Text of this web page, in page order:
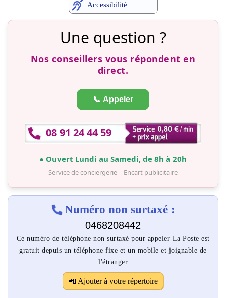
Accessibilité
Une question ?
Nos conseillers vous répondent en
direct.
📞 Appeler
08 91 24 44 59
● Ouvert Lundi au Samedi, de 8h à 20h
Service de conciergerie – Encart publicitaire
Numéro non surtaxé :
0468208442
Ce numéro de téléphone non surtaxé pour appeler La Poste est
gratuit depuis un téléphone fixe et un mobile et joignable de
l'étranger
📲 Ajouter à votre répertoire